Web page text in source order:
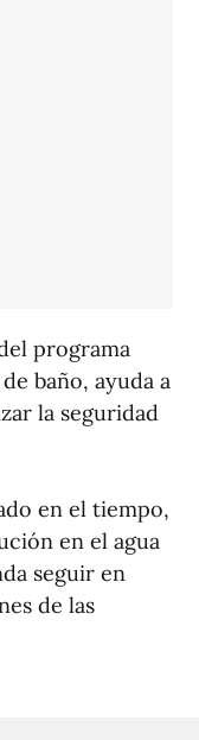
programa
baño, ayuda a
la seguridad
en el tiempo,
en el agua
seguir en
de las